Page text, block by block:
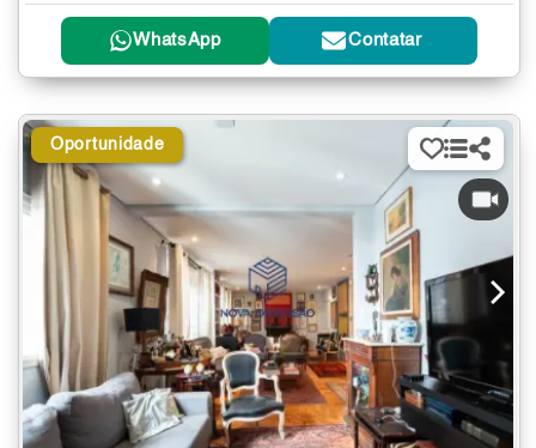
WhatsApp Contatar
Oportunidade